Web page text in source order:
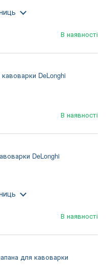
В наявності
DeLonghi
В наявності
DeLonghi
В наявності
для кавоварки